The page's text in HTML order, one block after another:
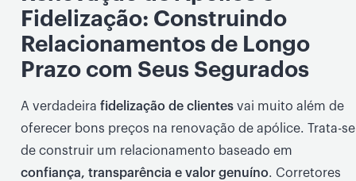
Fidelização: Construindo
Relacionamentos de Longo
Prazo com Seus Segurados
A verdadeirafidelização de clientes vai muito além de
oferecer bons preços na renovação de apólice. Trata-se
de construir um relacionamento baseado em
confiança, transparência e valor genuíno. Corretores